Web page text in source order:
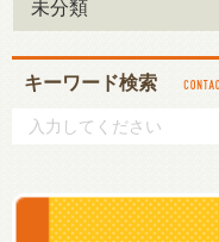
未分類
キーワード検索